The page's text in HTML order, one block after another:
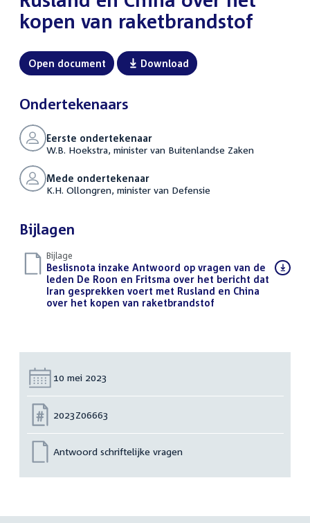
kopen van raketbrandstof
Open document Download
Ondertekenaars
Eerste ondertekenaar
W.B. Hoekstra, minister van Buitenlandse Zaken
Mede ondertekenaar
K.H. Ollongren, minister van Defensie
Bijlagen
Bijlage
Download
bestand:
Beslisnota inzake Antwoord op vragen van de
leden De Roon en Fritsma over het bericht dat
Iran gesprekken voert met Rusland en China
over het kopen van raketbrandstof
Datum:
10 mei 2023
Nummer:
2023Z06663
Antwoord schriftelijke vragen